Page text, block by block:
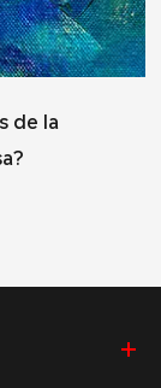
de la